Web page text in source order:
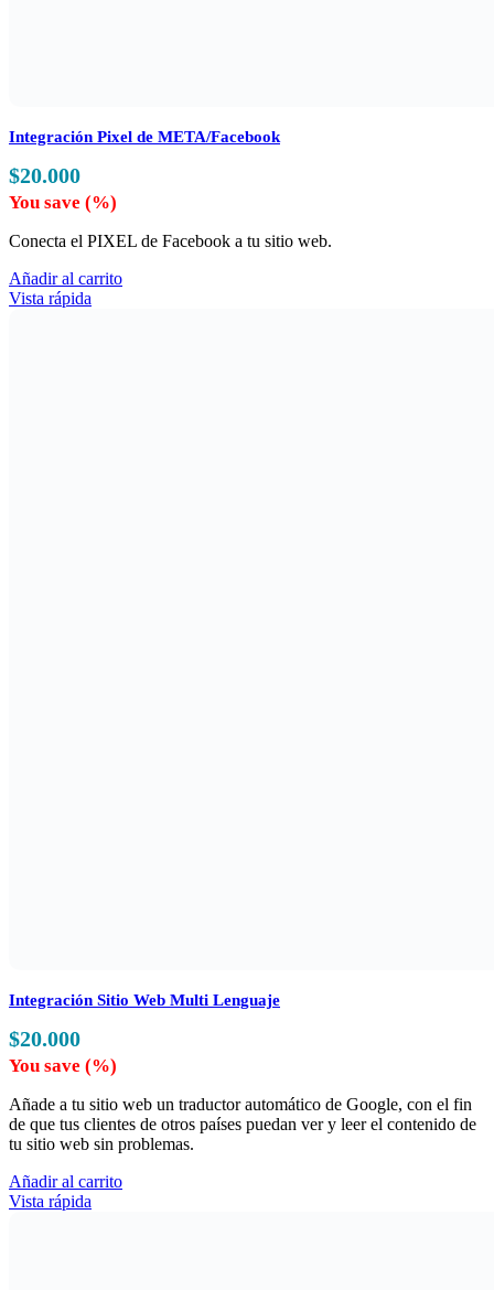
Integración Pixel de META/Facebook
$20.000
You save (%)
Conecta el PIXEL de Facebook a tu sitio web.
Añadir al carrito
Vista rápida
Integración Sitio Web Multi Lenguaje
$20.000
You save (%)
Añade a tu sitio web un traductor automático de Google, con el fin
de que tus clientes de otros países puedan ver y leer el contenido de
tu sitio web sin problemas.
Añadir al carrito
Vista rápida